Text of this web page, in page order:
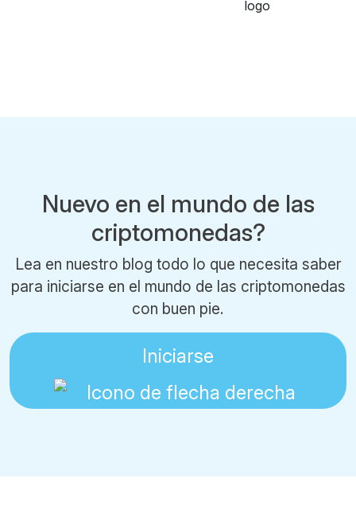
Nuevo en el mundo de las
criptomonedas?
Lea en nuestro blog todo lo que necesita saber
para iniciarse en el mundo de las criptomonedas
con buen pie.
Iniciarse